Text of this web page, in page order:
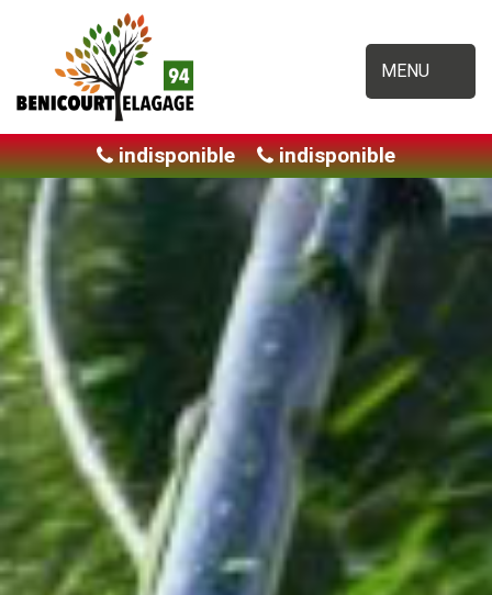
MENU
indisponible indisponible